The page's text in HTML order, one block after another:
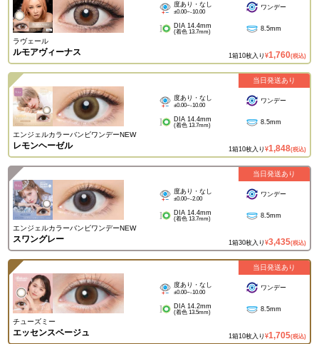
ラヴェール
ルモアヴィーナス
度あり・なし
±0.00~-10.00
ワンデー
DIA 14.4mm
(着色 13.7mm) 8.5mm
1箱10枚入り ¥1,760(税込)
エンジェルカラーバンビワンデーNEW
レモンヘーゼル
度あり・なし
±0.00~-10.00
ワンデー
DIA 14.4mm
(着色 13.7mm) 8.5mm
1箱10枚入り ¥1,848(税込)
当日発送あり
エンジェルカラーバンビワンデーNEW
スワングレー
度あり・なし
±0.00~-2.00
ワンデー
DIA 14.4mm
(着色 13.7mm) 8.5mm
1箱30枚入り ¥3,435(税込)
当日発送あり
チューズミー
エッセンスベージュ
度あり・なし
±0.00~-10.00
ワンデー
DIA 14.2mm
(着色 13.5mm) 8.5mm
1箱10枚入り ¥1,705(税込)
当日発送あり